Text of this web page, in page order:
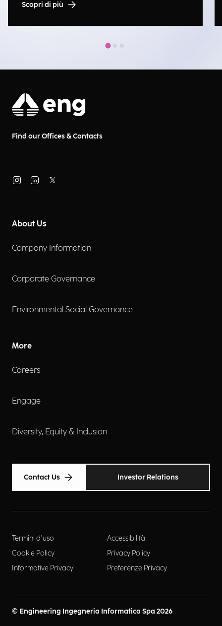
Scopri di più
Find our Offices & Contacts
About Us
Company Information
Corporate Governance
Environmental Social Governance
More
Careers
Engage
Diversity, Equity & Inclusion
Contact Us Investor Relations
Termini d'uso
Accessibilità
Cookie Policy
Privacy Policy
Informative Privacy
Preferenze Privacy
© Engineering Ingegneria Informatica Spa 2026